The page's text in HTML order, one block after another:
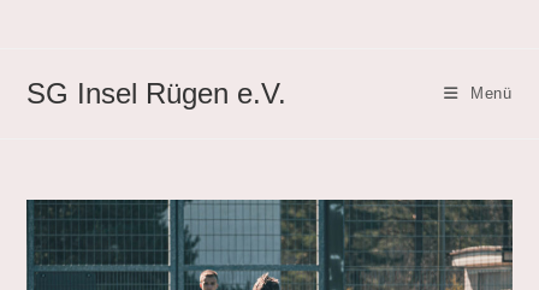
SG Insel Rügen e.V. Menü